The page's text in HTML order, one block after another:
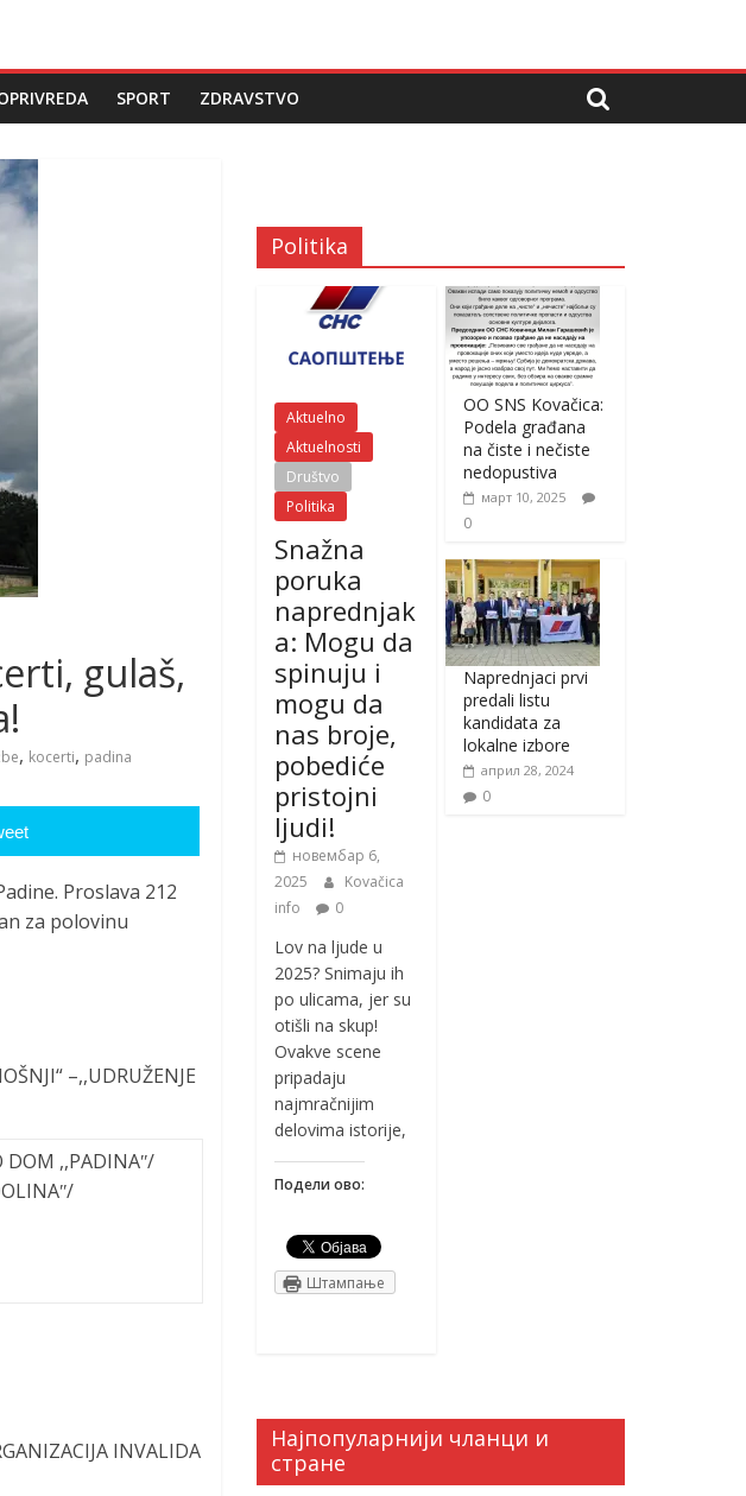
SPORT ZDRAVSTVO
gulaš,
, kocerti, padina
Proslava 212
za polovinu
–,,UDRUŽENJE
DOM ,,PADINAʺ/
INVALIDA
Politika
Aktuelno
Aktuelnosti
Društvo
Politika
Snažna
poruka
naprednjak
a: Mogu da
spinuju i
mogu da
nas broje,
pobediće
pristojni
ljudi!
новембар 6,
2025
Kovačica
info
0
Lov na ljude u
2025? Snimaju ih
po ulicama, jer su
otišli na skup!
Ovakve scene
pripadaju
najmračnijim
delovima istorije,
Подели ово:
Штампање
OO SNS Kovačica:
Podela građana
na čiste i nečiste
nedopustiva
март 10, 2025
0
Naprednjaci prvi
predali listu
kandidata za
lokalne izbore
април 28, 2024
0
Најпопуларнији чланци и
стране